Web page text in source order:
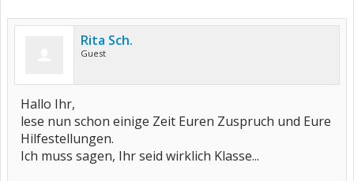
Rita Sch.
Guest
Hallo Ihr,
lese nun schon einige Zeit Euren Zuspruch und Eure
Hilfestellungen.
Ich muss sagen, Ihr seid wirklich Klasse...